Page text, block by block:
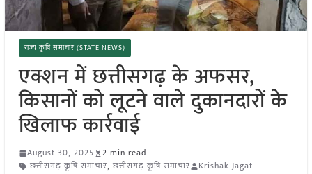
राज्य कृषि समाचार (STATE NEWS)
एक्शन में छत्तीसगढ़ के अफसर,
किसानों को लूटने वाले दुकानदारों के
खिलाफ कार्रवाई
August 30, 2025
2 min read
छत्तीसगढ़ कृषि समाचार, छत्तीसगढ़ कृषि समाचार Krishak Jagat